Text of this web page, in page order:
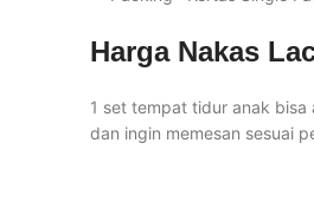
Harga Nakas
1 set tempat tidur anak
dan ingin memesan sesuai